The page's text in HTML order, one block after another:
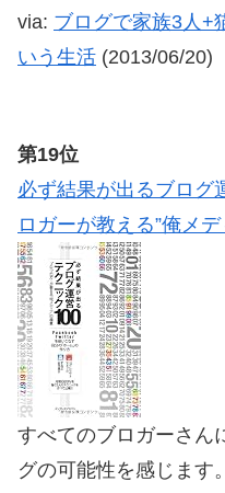
via: ブログで家族3人+
いう生活 (2013/06/20)
第19位
必ず結果が出るブログ
ロガーが教える”俺メ
すべてのブロガーさん
グの可能性を感じます。